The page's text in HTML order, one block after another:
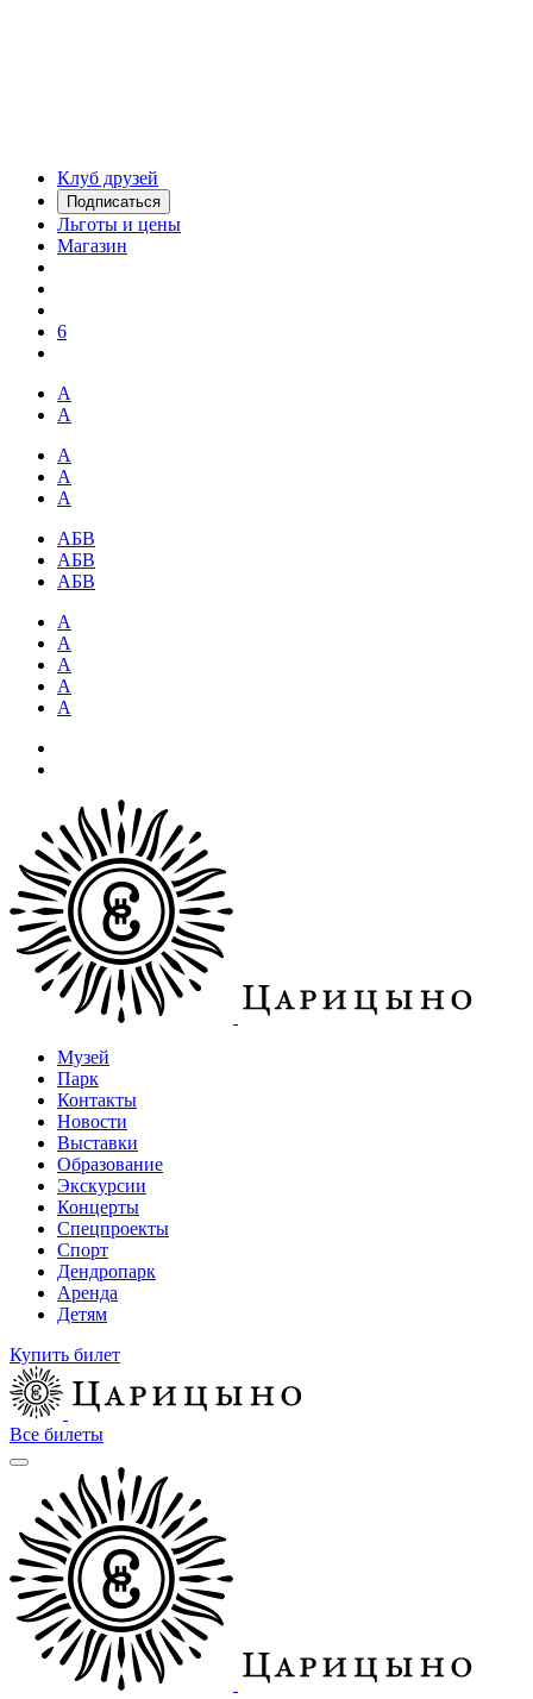
Клуб друзей
Подписаться
Льготы и цены
Магазин
6
А
А
А
А
А
АБВ
АБВ
АБВ
А
А
А
А
А
Музей
Парк
Контакты
Новости
Выставки
Образование
Экскурсии
Концерты
Спецпроекты
Спорт
Дендропарк
Аренда
Детям
Купить билет
Все билеты